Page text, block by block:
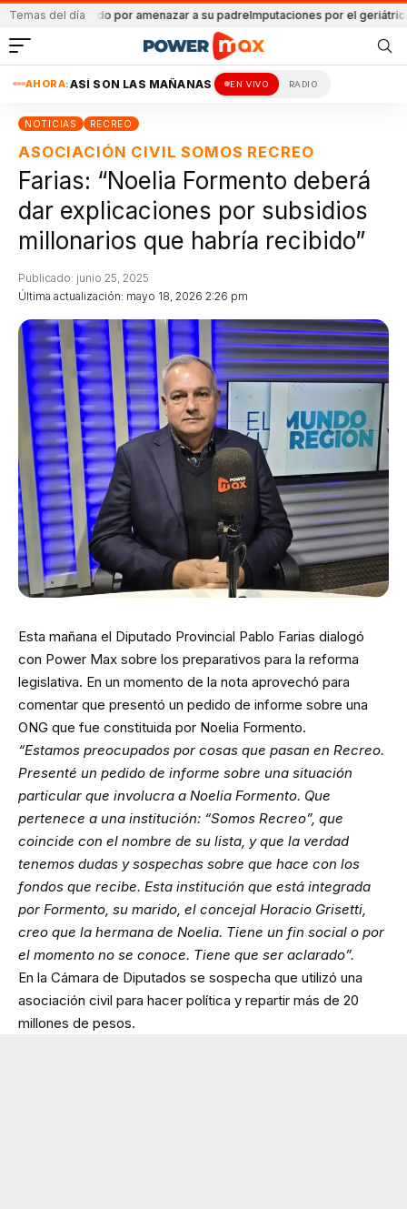
Temas del día
Detenido por amenazar a su padreImputaciones por el geriátrico ilegal
AHORA:ASÍ SON LAS MAÑANAS EN VIVO RADIO
NOTICIAS RECREO
ASOCIACIÓN CIVIL SOMOS RECREO
Farias: “Noelia Formento deberá
dar explicaciones por subsidios
millonarios que habría recibido”
Última actualización: mayo 18, 2026 2:26 pm
Publicado: junio 25, 2025
Esta mañana el Diputado Provincial Pablo Farias dialogó
con Power Max sobre los preparativos para la reforma
legislativa. En un momento de la nota aprovechó para
comentar que presentó un pedido de informe sobre una
ONG que fue constituida por Noelia Formento.
“Estamos preocupados por cosas que pasan en Recreo.
Presenté un pedido de informe sobre una situación
particular que involucra a Noelia Formento. Que
pertenece a una institución: “Somos Recreo”, que
coincide con el nombre de su lista, y que la verdad
tenemos dudas y sospechas sobre que hace con los
fondos que recibe. Esta institución que está integrada
por Formento, su marido, el concejal Horacio Grisetti,
creo que la hermana de Noelia. Tiene un fin social o por
el momento no se conoce. Tiene que ser aclarado”.
En la Cámara de Diputados se sospecha que utilizó una
asociación civil para hacer política y repartir más de 20
millones de pesos.